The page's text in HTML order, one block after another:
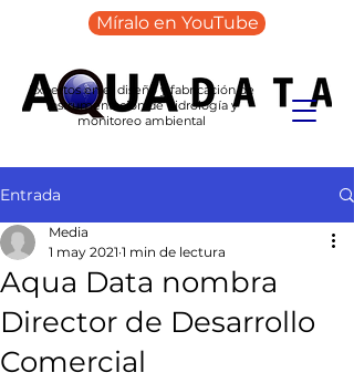
Expertos en el diseño y fabricación de
instrumentación de hidrología y
monitoreo ambiental
Míralo en YouTube
Entrada
Aqua Data nombra
Director de Desarrollo
Comercial
Media
1 may 2021 1 min de lectura